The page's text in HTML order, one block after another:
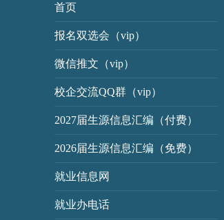
首页
报名双选会（vip）
微信推文（vip）
校企交流QQ群（vip）
2027届生源信息汇编（付费）
2026届生源信息汇编（免费）
就业信息网
就业办电话